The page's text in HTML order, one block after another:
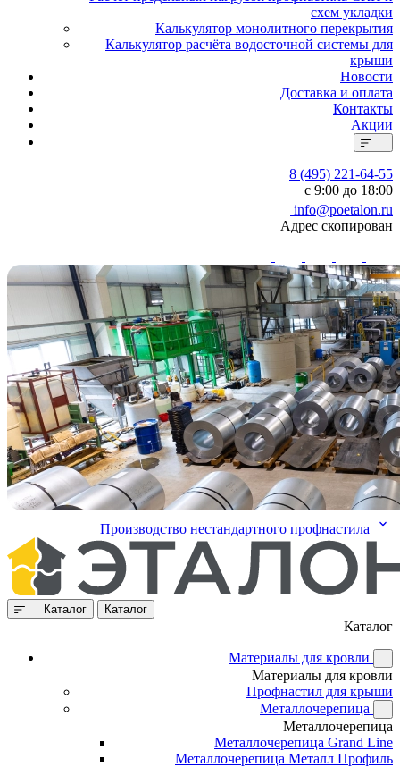
схем укладки
Калькулятор монолитного перекрытия
Калькулятор расчёта водосточной системы для
крыши
Новости
Доставка и оплата
Контакты
Акции
8 (495) 221-64-55
с 9:00 до 18:00
info@poetalon.ru
Адрес скопирован
Производство нестандартного профнастила
Каталог Каталог
Каталог
Материалы для кровли
Материалы для кровли
Профнастил для крыши
Металлочерепица
Металлочерепица
Металлочерепица Grand Line
Металлочерепица Металл Профиль